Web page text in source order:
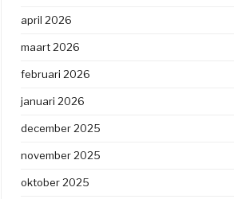
april 2026
maart 2026
februari 2026
januari 2026
december 2025
november 2025
oktober 2025